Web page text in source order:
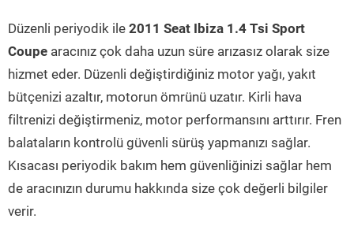
Düzenli periyodik ile 2011 Seat Ibiza 1.4 Tsi Sport
Coupe aracınız çok daha uzun süre arızasız olarak size
hizmet eder. Düzenli değiştirdiğiniz motor yağı, yakıt
bütçenizi azaltır, motorun ömrünü uzatır. Kirli hava
filtrenizi değiştirmeniz, motor performansını arttırır. Fren
balataların kontrolü güvenli sürüş yapmanızı sağlar.
Kısacası periyodik bakım hem güvenliğinizi sağlar hem
de aracınızın durumu hakkında size çok değerli bilgiler
verir.